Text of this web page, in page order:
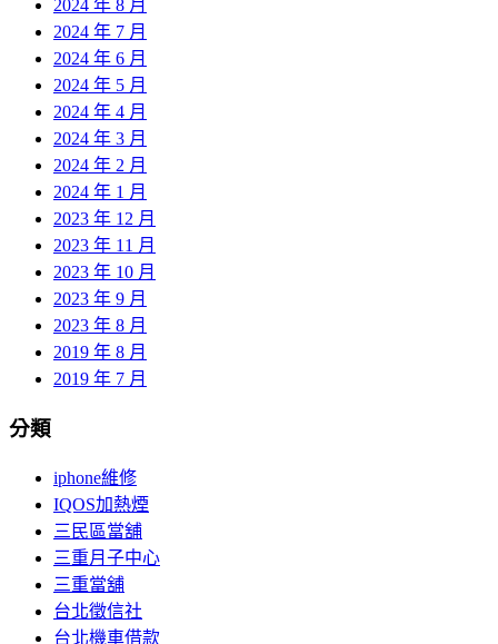
2024 年 8 月
2024 年 7 月
2024 年 6 月
2024 年 5 月
2024 年 4 月
2024 年 3 月
2024 年 2 月
2024 年 1 月
2023 年 12 月
2023 年 11 月
2023 年 10 月
2023 年 9 月
2023 年 8 月
2019 年 8 月
2019 年 7 月
分類
iphone維修
IQOS加熱煙
三民區當舖
三重月子中心
三重當舖
台北徵信社
台北機車借款